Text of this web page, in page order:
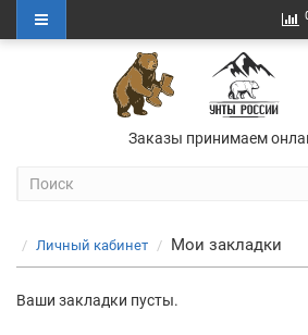
Заказы принимаем
Личный кабинет Мои закладки
Ваши закладки пусты.